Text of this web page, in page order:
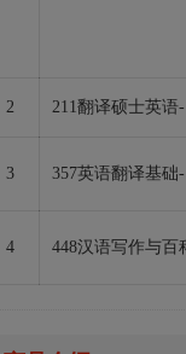
2 211翻译硕士英语
3 357英语翻译基础
4 448汉语写作与百